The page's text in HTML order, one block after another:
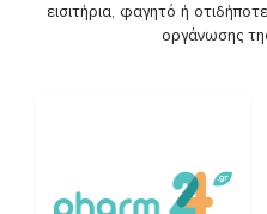
εισιτήρια, φαγητό ή
οργάνωσης